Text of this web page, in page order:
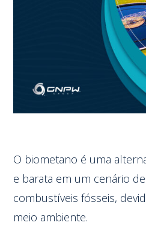
O biometano é uma
e barata em um cenário
combustíveis fósseis,
meio ambiente.